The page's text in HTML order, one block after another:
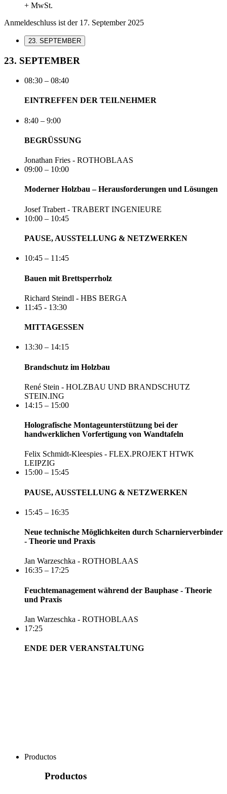
+ MwSt.
Anmeldeschluss ist der 17. September 2025
23. SEPTEMBER
23. SEPTEMBER
08:30 – 08:40
EINTREFFEN DER TEILNEHMER
8:40 – 9:00
BEGRÜSSUNG
Jonathan Fries - ROTHOBLAAS
09:00 – 10:00
Moderner Holzbau – Herausforderungen und Lösungen
Josef Trabert - TRABERT INGENIEURE
10:00 – 10:45
PAUSE, AUSSTELLUNG & NETZWERKEN
10:45 – 11:45
Bauen mit Brettsperrholz
Richard Steindl - HBS BERGA
11:45 - 13:30
MITTAGESSEN
13:30 – 14:15
Brandschutz im Holzbau
René Stein - HOLZBAU UND BRANDSCHUTZ
STEIN.ING
14:15 – 15:00
Holografische Montageunterstützung bei der
handwerklichen Vorfertigung von Wandtafeln
Felix Schmidt-Kleespies - FLEX.PROJEKT HTWK
LEIPZIG
15:00 – 15:45
PAUSE, AUSSTELLUNG & NETZWERKEN
15:45 – 16:35
Neue technische Möglichkeiten durch Scharnierverbinder
- Theorie und Praxis
Jan Warzeschka - ROTHOBLAAS
16:35 – 17:25
Feuchtemanagement während der Bauphase - Theorie
und Praxis
Jan Warzeschka - ROTHOBLAAS
17:25
ENDE DER VERANSTALTUNG
Productos
Productos